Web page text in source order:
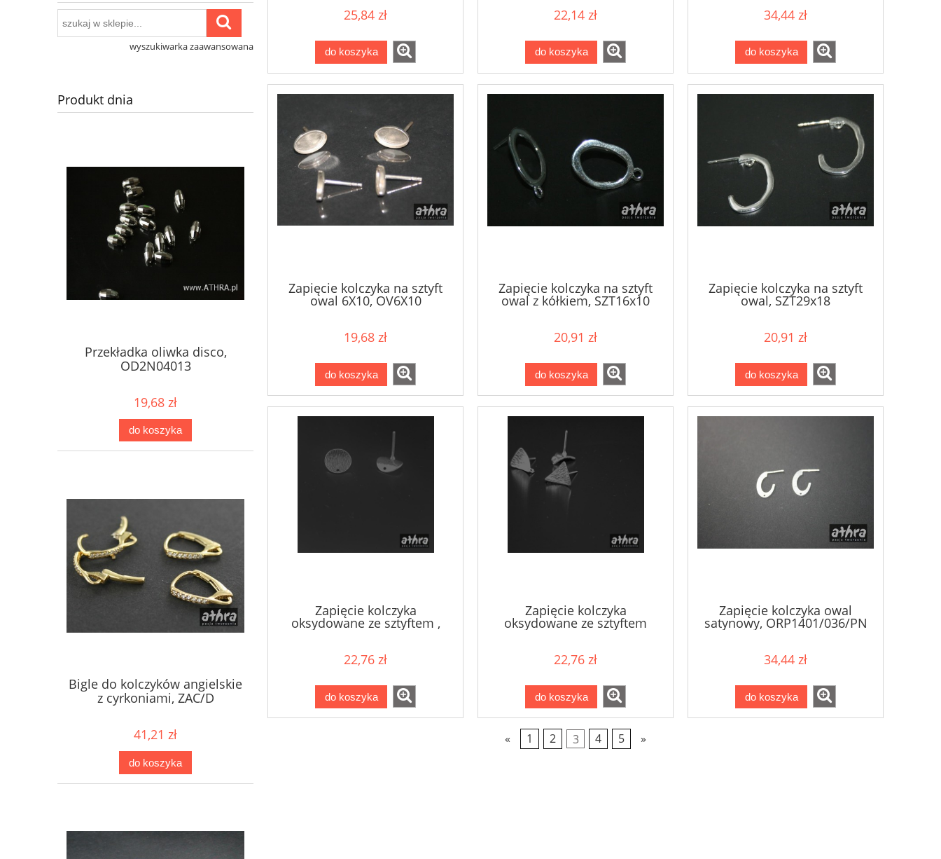
wyszukiwarka zaawansowana
Produkt dnia
Przekładka oliwka disco,
OD2N04013
19,68 zł
do koszyka
Bigle do kolczyków angielskie
z cyrkoniami, ZAC/D
41,21 zł
do koszyka
25,84 zł
do koszyka
22,14 zł
do koszyka
34,44 zł
do koszyka
Zapięcie kolczyka na sztyft
owal 6X10, OV6X10
19,68 zł
do koszyka
Zapięcie kolczyka na sztyft
owal z kółkiem, SZT16x10
20,91 zł
do koszyka
Zapięcie kolczyka na sztyft
owal, SZT29x18
20,91 zł
do koszyka
Zapięcie kolczyka
oksydowane ze sztyftem ,
22,76 zł
do koszyka
Zapięcie kolczyka
oksydowane ze sztyftem
trójkąt, SZTT12/O
22,76 zł
do koszyka
Zapięcie kolczyka owal
satynowy, ORP1401/036/PN
34,44 zł
do koszyka
« 1 2 3 4 5 »